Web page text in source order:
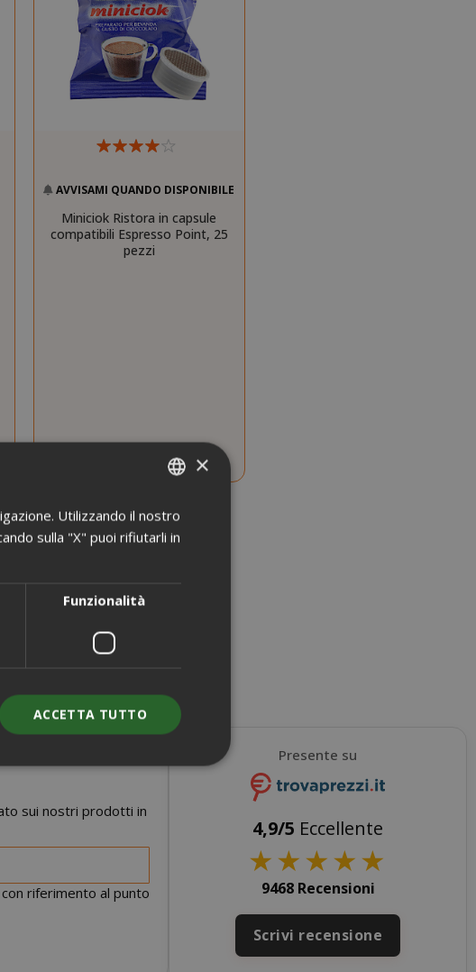
AVVISAMI QUANDO DISPONIBILE
Miniciok Ristora in capsule
compatibili Espresso Point, 25
pezzi
sui nostri prodotti in
riferimento al punto
Presente su
4,9/5 Eccellente
★★★★★
9468 Recensioni
Scrivi recensione
ITALIAN
ENGLISH
×
Utilizzando il nostro
sulla "X" puoi rifiutarli in
Funzionalità
ACCETTA TUTTO
web come l'accesso
senza i cookie